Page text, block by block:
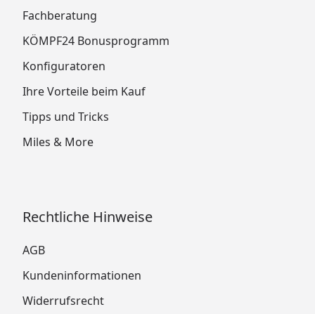
Fachberatung
KÖMPF24 Bonusprogramm
Konfiguratoren
Ihre Vorteile beim Kauf
Tipps und Tricks
Miles & More
Rechtliche Hinweise
AGB
Kundeninformationen
Widerrufsrecht